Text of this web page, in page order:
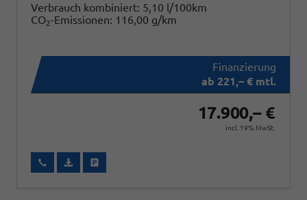
Verbrauch kombiniert: 5,10 l/100km
CO2-Emissionen: 116,00 g/km
ab 221,– € mtl.
17.900,– €
incl. 19% MwSt.
Wir rufen Sie anFahrzeugexposé (PDF)